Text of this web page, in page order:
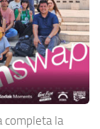
completa la